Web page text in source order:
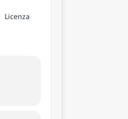
Licenza